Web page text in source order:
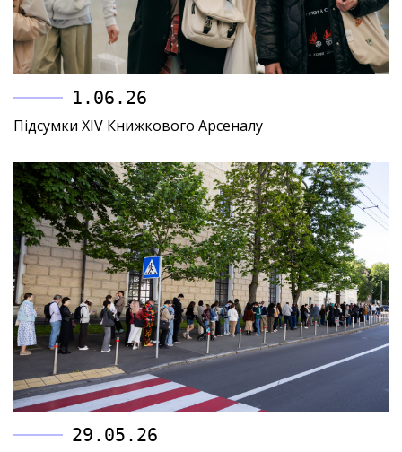
1.06.26
Підсумки XIV Книжкового Арсеналу
29.05.26